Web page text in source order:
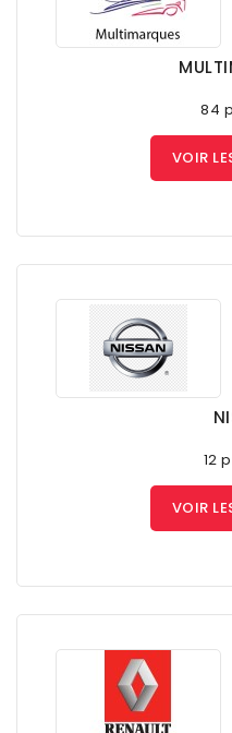
84
VOIR
12
VOIR